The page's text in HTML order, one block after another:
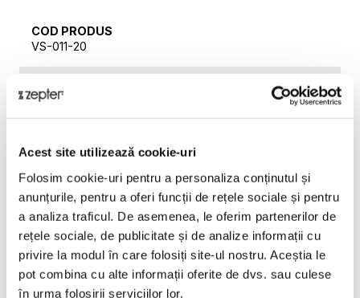
Acest site utilizează cookie-uri
Folosim cookie-uri pentru a personaliza conținutul și
anunțurile, pentru a oferi funcții de rețele sociale și pentru
a analiza traficul. De asemenea, le oferim partenerilor de
rețele sociale, de publicitate și de analize informații cu
privire la modul în care folosiți site-ul nostru. Aceștia le
pot combina cu alte informații oferite de dvs. sau culese
în urma folosirii serviciilor lor.
COD PRODUS
VS-011-20
NUME PRODUS
Recipient din sticlă VACSY®, 20 cm x 13 cm x 8 cm
2 ani
GREUTATE BRUTĂ [KG]
1,2
GREUTATE NETĂ [KG]
0,98